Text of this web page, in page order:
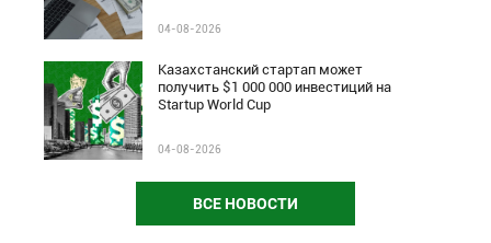
04-08-2026
Казахстанский стартап может
получить $1 000 000 инвестиций на
Startup World Cup
04-08-2026
ВСЕ НОВОСТИ